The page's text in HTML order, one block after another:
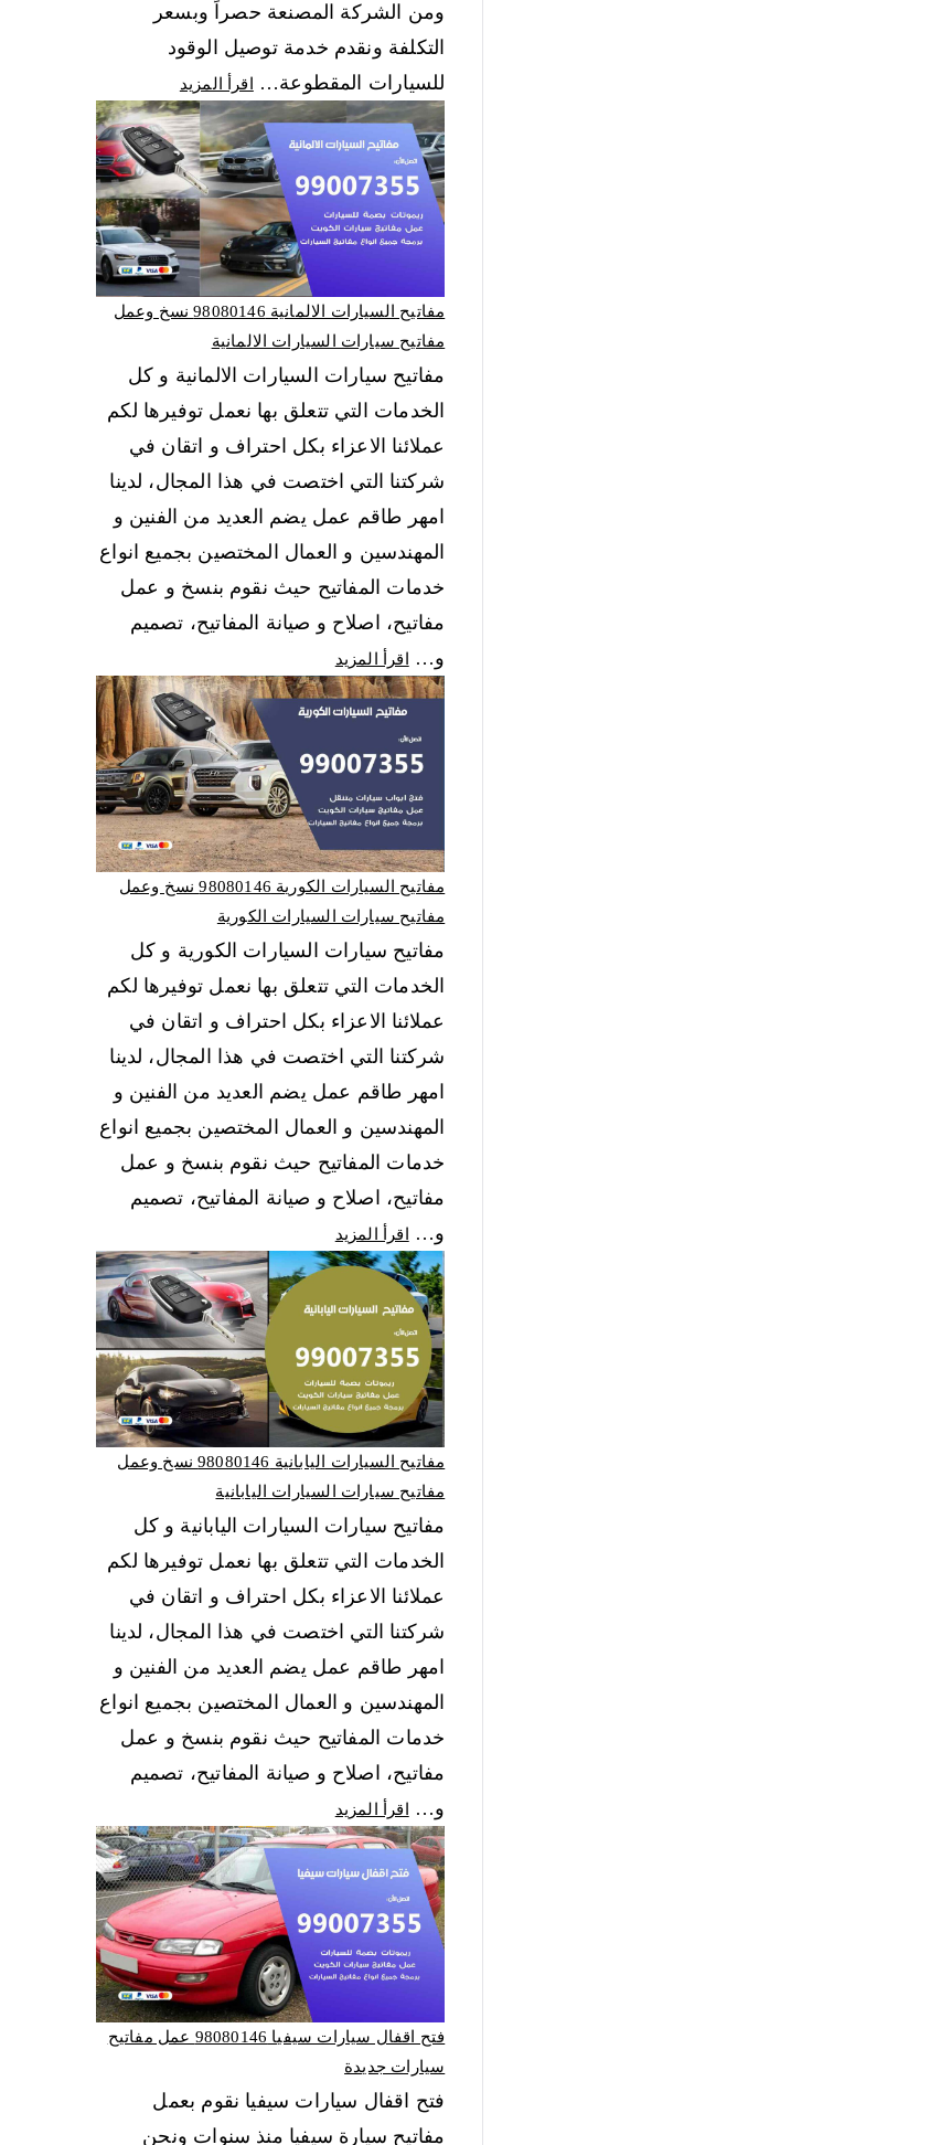
ومن الشركة المصنعة حصراً وبسعر
التكلفة ونقدم خدمة توصيل الوقود
للسيارات المقطوعة…
اقرأ المزيد
مفاتيح السيارات الالمانية 98080146‬ نسخ وعمل
مفاتيح سيارات السيارات الالمانية
مفاتيح سيارات السيارات الالمانية و كل
الخدمات التي تتعلق بها نعمل توفيرها لكم
عملائنا الاعزاء بكل احتراف و اتقان في
شركتنا التي اختصت في هذا المجال، لدينا
امهر طاقم عمل يضم العديد من الفنين و
المهندسين و العمال المختصين بجميع انواع
خدمات المفاتيح حيث نقوم بنسخ و عمل
مفاتيح، اصلاح و صيانة المفاتيح، تصميم
و…
اقرأ المزيد
مفاتيح السيارات الكورية 98080146‬ نسخ وعمل
مفاتيح سيارات السيارات الكورية
مفاتيح سيارات السيارات الكورية و كل
الخدمات التي تتعلق بها نعمل توفيرها لكم
عملائنا الاعزاء بكل احتراف و اتقان في
شركتنا التي اختصت في هذا المجال، لدينا
امهر طاقم عمل يضم العديد من الفنين و
المهندسين و العمال المختصين بجميع انواع
خدمات المفاتيح حيث نقوم بنسخ و عمل
مفاتيح، اصلاح و صيانة المفاتيح، تصميم
و…
اقرأ المزيد
مفاتيح السيارات اليابانية 98080146‬ نسخ وعمل
مفاتيح سيارات السيارات اليابانية
مفاتيح سيارات السيارات اليابانية و كل
الخدمات التي تتعلق بها نعمل توفيرها لكم
عملائنا الاعزاء بكل احتراف و اتقان في
شركتنا التي اختصت في هذا المجال، لدينا
امهر طاقم عمل يضم العديد من الفنين و
المهندسين و العمال المختصين بجميع انواع
خدمات المفاتيح حيث نقوم بنسخ و عمل
مفاتيح، اصلاح و صيانة المفاتيح، تصميم
و…
اقرأ المزيد
فتح اقفال سيارات سيفيا 98080146‬ عمل مفاتيح
سيارات جديدة
فتح اقفال سيارات سيفيا نقوم بعمل
مفاتيح سيارة سيفيا منذ سنوات ونحن